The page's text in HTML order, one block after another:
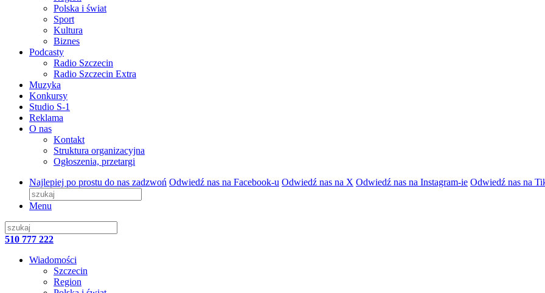
Polska i świat
Sport
Kultura
Biznes
Podcasty
Radio Szczecin
Radio Szczecin Extra
Muzyka
Konkursy
Studio S-1
Reklama
O nas
Kontakt
Struktura organizacyjna
Ogłoszenia, przetargi
Najlepiej po prostu do nas zadzwoń Odwiedź nas na Facebook-u Odwiedź nas na X Odwiedź nas na Instagram-ie Odwiedź nas na
Menu
510 777 222
Wiadomości
Szczecin
Region